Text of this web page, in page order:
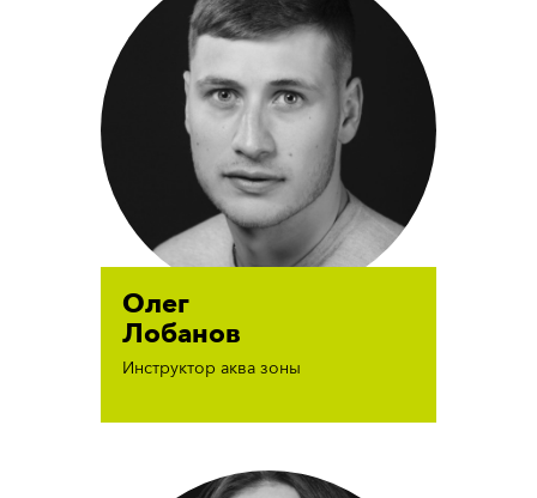
Олег
Лобанов
Инструктор аква зоны